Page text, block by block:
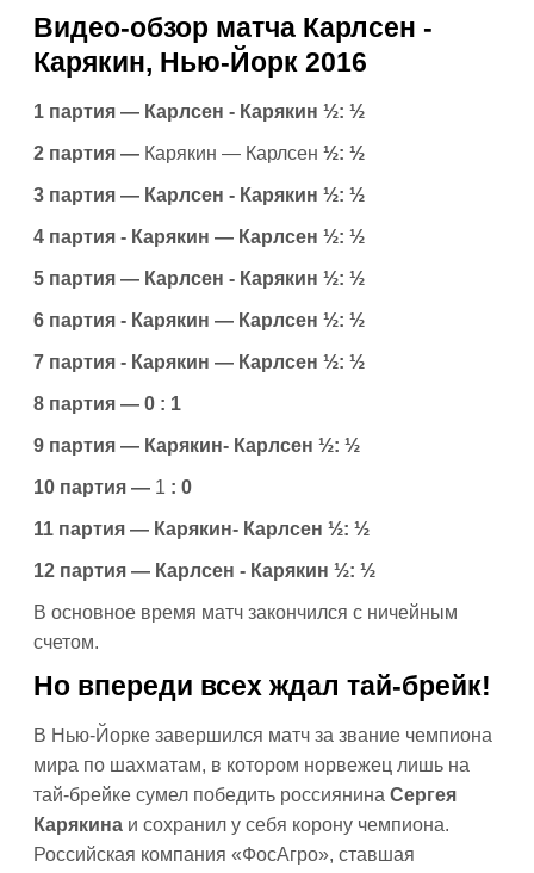
Видео-обзор матча Карлсен -
Карякин, Нью-Йорк 2016
1 партия — Карлсен - Карякин ½: ½
2 партия — Карякин — Карлсен ½: ½
3 партия — Карлсен - Карякин ½: ½
4 партия - Карякин — Карлсен ½: ½
5 партия — Карлсен - Карякин ½: ½
6 партия - Карякин — Карлсен ½: ½
7 партия - Карякин — Карлсен ½: ½
8 партия — 0 : 1
9 партия — Карякин- Карлсен ½: ½
10 партия — 1 : 0
11 партия — Карякин- Карлсен ½: ½
12 партия — Карлсен - Карякин ½: ½
В основное время матч закончился с ничейным
счетом.
Но впереди всех ждал тай-брейк!
В Нью-Йорке завершился матч за звание чемпиона
мира по шахматам, в котором норвежец лишь на
тай-брейке сумел победить россиянина Сергея
Карякина и сохранил у себя корону чемпиона.
Российская компания «ФосАгро», ставшая